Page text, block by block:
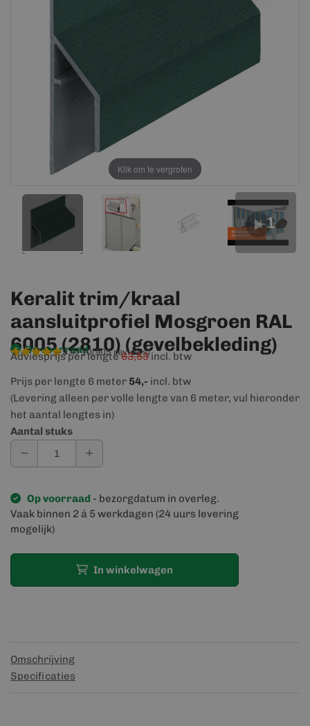
Klik om te vergroten
+1
Keralit trim/kraal
aansluitprofiel Mosgroen RAL
6005 (2810) (gevelbekleding)
Op voorraad
9,4/10(905 reviews)
Adviesprijs per lengte63,53incl. btw
Prijs per lengte 6 meter 54,- incl. btw
(Levering alleen per volle lengte van 6 meter, vul hieronder
het aantal lengtes in)
Aantal stuks
Op voorraad - bezorgdatum in overleg.
Vaak binnen 2 á 5 werkdagen (24 uurs levering
mogelijk)
In winkelwagen
Omschrijving
Specificaties